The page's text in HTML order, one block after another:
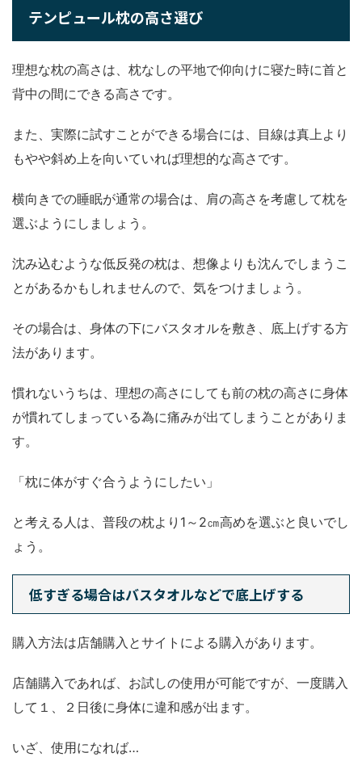
テンピュール枕の高さ選び
理想な枕の高さは、枕なしの平地で仰向けに寝た時に首と
背中の間にできる高さです。
また、実際に試すことができる場合には、目線は真上より
もやや斜め上を向いていれば理想的な高さです。
横向きでの睡眠が通常の場合は、肩の高さを考慮して枕を
選ぶようにしましょう。
沈み込むような低反発の枕は、想像よりも沈んでしまうこ
とがあるかもしれませんので、気をつけましょう。
その場合は、身体の下にバスタオルを敷き、底上げする方
法があります。
慣れないうちは、理想の高さにしても前の枕の高さに身体
が慣れてしまっている為に痛みが出てしまうことがありま
す。
「枕に体がすぐ合うようにしたい」
と考える人は、普段の枕より1～2㎝高めを選ぶと良いでし
ょう。
低すぎる場合はバスタオルなどで底上げする
購入方法は店舗購入とサイトによる購入があります。
店舗購入であれば、お試しの使用が可能ですが、一度購入
して１、２日後に身体に違和感が出ます。
いざ、使用になれば…